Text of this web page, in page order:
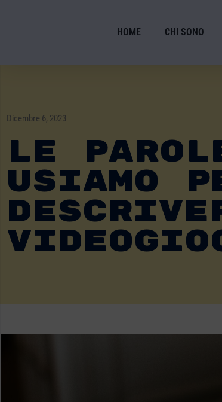
HOME CHI SONO
Dicembre 6, 2023
Le
Usiamo